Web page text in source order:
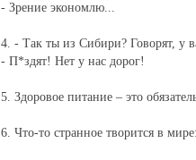
- Зрение экономлю...
4. - Так ты из Сибири? Говорят, у
- П*здят! Нет у нас дорог!
5. Здоровое питание – это
6. Что-то странное творится в